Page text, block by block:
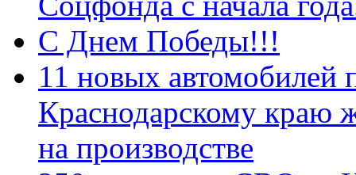
С Днем Победы!!!
11 новых автомобилей
Краснодарскому краю
на производстве